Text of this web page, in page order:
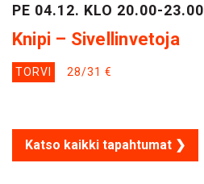
PE 04.12. KLO 20.00-23.00
Knipi – Sivellinvetoja
TORVI 28/31 €
Katso kaikki tapahtumat ❯